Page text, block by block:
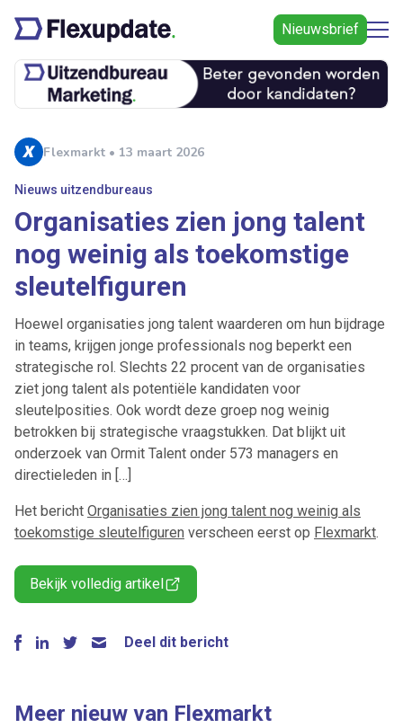
Nieuwsbrief
Flexmarkt • 13 maart 2026
Nieuws uitzendbureaus
Organisaties zien jong talent
nog weinig als toekomstige
sleutelfiguren
Hoewel organisaties jong talent waarderen om hun bijdrage
in teams, krijgen jonge professionals nog beperkt een
strategische rol. Slechts 22 procent van de organisaties
ziet jong talent als potentiële kandidaten voor
sleutelposities. Ook wordt deze groep nog weinig
betrokken bij strategische vraagstukken. Dat blijkt uit
onderzoek van Ormit Talent onder 573 managers en
directieleden in […]
Het bericht Organisaties zien jong talent nog weinig als
toekomstige sleutelfiguren verscheen eerst op Flexmarkt.
Bekijk volledig artikel
Deel dit bericht
Meer nieuw van Flexmarkt